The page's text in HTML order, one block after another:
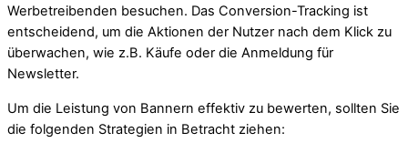
Werbetreibenden besuchen. Das Conversion-Tracking ist
entscheidend, um die Aktionen der Nutzer nach dem Klick zu
überwachen, wie z.B. Käufe oder die Anmeldung für
Newsletter.
Um die Leistung von Bannern effektiv zu bewerten, sollten Sie
die folgenden Strategien in Betracht ziehen: